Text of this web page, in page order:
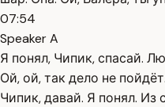
07:54
Speaker A
Я понял, Чипик, спасай.
Ой, ой, так дело не
Чипик, давай. Я понял. Из